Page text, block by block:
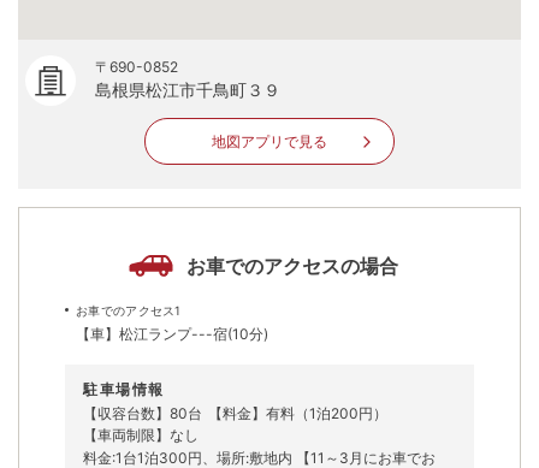
〒690-0852
島根県松江市千鳥町３９
地図アプリで見る
お車でのアクセスの場合
お車でのアクセス1
【車】松江ランプ---宿(10分)
駐車場情報
【収容台数】80台
【料金】有料（1泊200円）
【車両制限】なし
料金:1台1泊300円、場所:敷地内 【11～3月にお車でお